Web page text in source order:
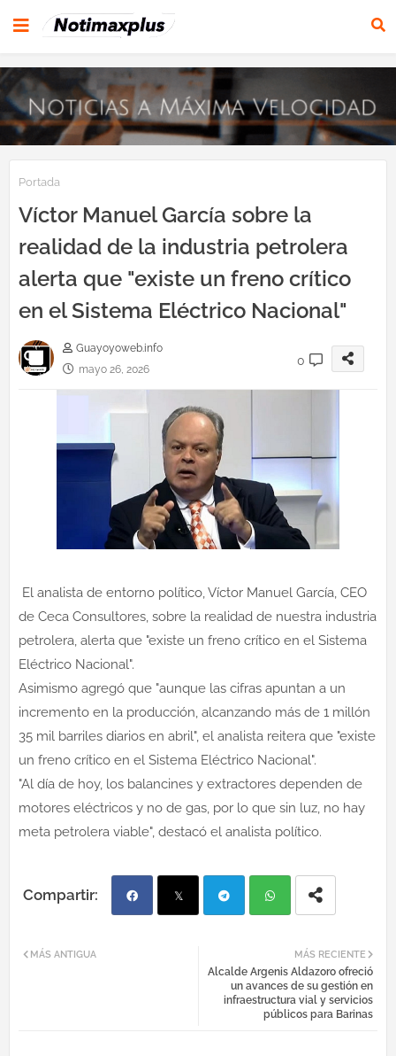
Portada
Víctor Manuel García sobre la
realidad de la industria petrolera
alerta que "existe un freno crítico
en el Sistema Eléctrico Nacional"
Guayoyoweb.info
mayo 26, 2026
0
El analista de entorno político, Víctor Manuel García, CEO
de Ceca Consultores, sobre la realidad de nuestra industria
petrolera, alerta que "existe un freno crítico en el Sistema
Eléctrico Nacional".
Asimismo agregó que "aunque las cifras apuntan a un
incremento en la producción, alcanzando más de 1 millón
35 mil barriles diarios en abril", el analista reitera que "existe
un freno crítico en el Sistema Eléctrico Nacional".
"Al día de hoy, los balancines y extractores dependen de
motores eléctricos y no de gas, por lo que sin luz, no hay
meta petrolera viable", destacó el analista político.
egr atsa
pp
MÁS RECIENTE
Alcalde Argenis Aldazoro ofreció
un avances de su gestión en
infraestructura vial y servicios
públicos para Barinas
MÁS ANTIGUA